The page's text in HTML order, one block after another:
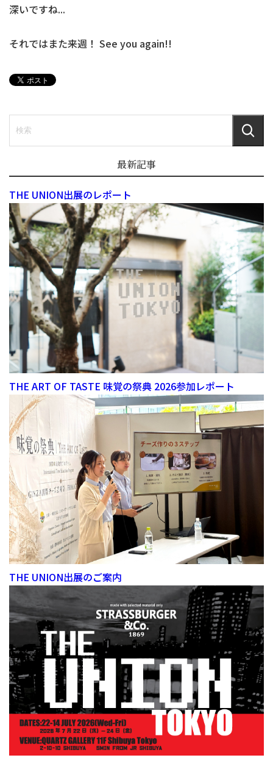
深いですね...
それではまた来週！ See you again!!
最新記事
THE UNION出展のレポート
THE ART OF TASTE 味覚の祭典 2026参加レポート
THE UNION出展のご案内